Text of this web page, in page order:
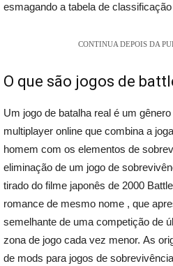
esmagando a tabela de
CONTINUA DEPOIS DA
O que são jogos de
Um jogo de batalha real é um
multiplayer online que combina a
homem com os elementos de
eliminação de um jogo de
tirado do filme japonês de 2000
romance de mesmo nome , que
semelhante de uma competição de
zona de jogo cada vez menor. As
de mods para jogos de